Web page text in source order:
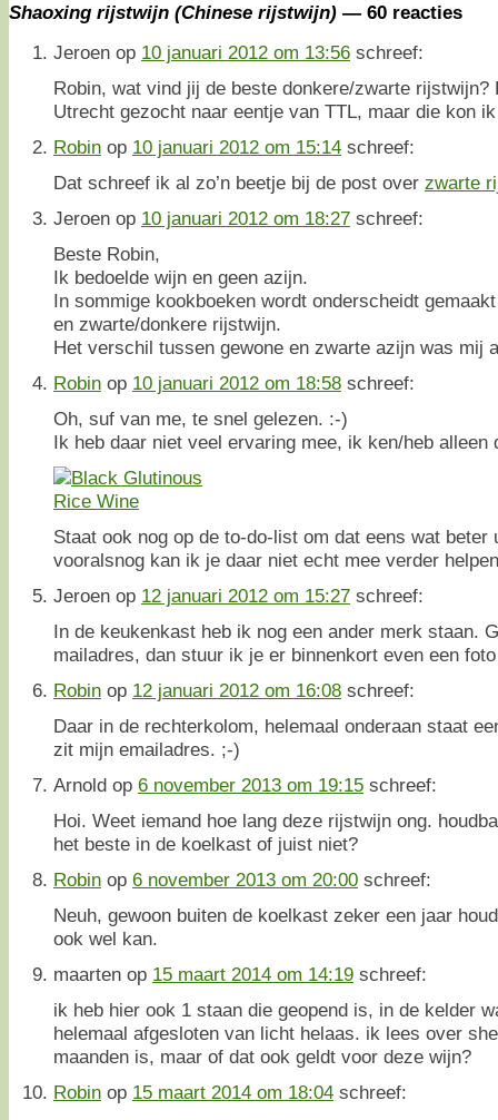
Shaoxing rijstwijn (Chinese rijstwijn) — 60 reacties
Jeroen op 10 januari 2012 om 13:56 schreef:
Robin, wat vind jij de beste donkere/zwarte rijstwijn?
Utrecht gezocht naar eentje van TTL, maar die kon
Robin op 10 januari 2012 om 15:14 schreef:
Dat schreef ik al zo’n beetje bij de post over zwarte
Jeroen op 10 januari 2012 om 18:27 schreef:
Beste Robin,
Ik bedoelde wijn en geen azijn.
In sommige kookboeken wordt onderscheidt
en zwarte/donkere rijstwijn.
Het verschil tussen gewone en zwarte azijn was mij
Robin op 10 januari 2012 om 18:58 schreef:
Oh, suf van me, te snel gelezen. :-)
Ik heb daar niet veel ervaring mee, ik ken/heb alleen
Staat ook nog op de to-do-list om dat eens wat beter
vooralsnog kan ik je daar niet echt mee verder
Jeroen op 12 januari 2012 om 15:27 schreef:
In de keukenkast heb ik nog een ander merk staan.
mailadres, dan stuur ik je er binnenkort even een
Robin op 12 januari 2012 om 16:08 schreef:
Daar in de rechterkolom, helemaal onderaan staat
zit mijn emailadres. ;-)
Arnold op 6 november 2013 om 19:15 schreef:
Hoi. Weet iemand hoe lang deze rijstwijn ong.
het beste in de koelkast of juist niet?
Robin op 6 november 2013 om 20:00 schreef:
Neuh, gewoon buiten de koelkast zeker een jaar
ook wel kan.
maarten op 15 maart 2014 om 14:19 schreef:
ik heb hier ook 1 staan die geopend is, in de kelder
helemaal afgesloten van licht helaas. ik lees over
maanden is, maar of dat ook geldt voor deze wijn?
Robin op 15 maart 2014 om 18:04 schreef: